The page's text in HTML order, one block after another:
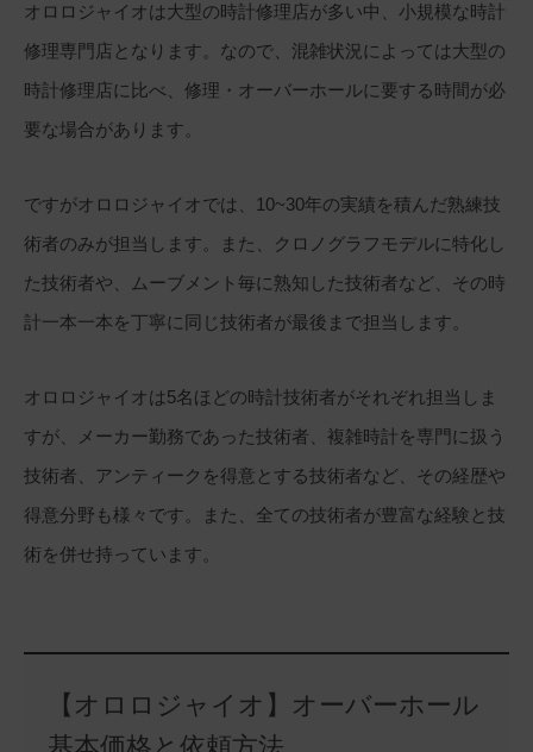
オロロジャイオは大型の時計修理店が多い中、小規模な時計
修理専門店となります。なので、混雑状況によっては大型の
時計修理店に比べ、修理・オーバーホールに要する時間が必
要な場合があります。
ですがオロロジャイオでは、10~30年の実績を積んだ熟練技
術者のみが担当します。また、クロノグラフモデルに特化し
た技術者や、ムーブメント毎に熟知した技術者など、その時
計一本一本を丁寧に同じ技術者が最後まで担当します。
オロロジャイオは5名ほどの時計技術者がそれぞれ担当しま
すが、メーカー勤務であった技術者、複雑時計を専門に扱う
技術者、アンティークを得意とする技術者など、その経歴や
得意分野も様々です。また、全ての技術者が豊富な経験と技
術を併せ持っています。
【オロロジャイオ】オーバーホール